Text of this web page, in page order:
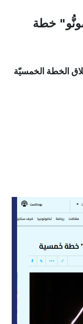
خطة
الخطة الخمسيّة